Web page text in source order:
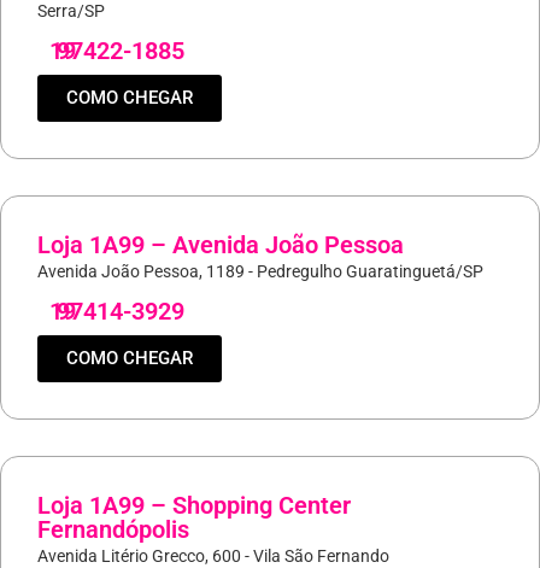
Serra/SP
19
97422-1885
COMO CHEGAR
Loja 1A99 – Avenida João Pessoa
Avenida João Pessoa, 1189 - Pedregulho Guaratinguetá/SP
19
97414-3929
COMO CHEGAR
Loja 1A99 – Shopping Center
Fernandópolis
Avenida Litério Grecco, 600 - Vila São Fernando